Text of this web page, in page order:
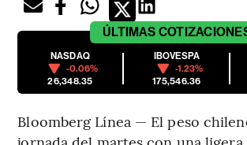
ÚLTIMAS
NASDAQ
-0.06%
26,348.35
IBOVESPA
-1.23%
175,546.36
Bloomberg Línea — El peso